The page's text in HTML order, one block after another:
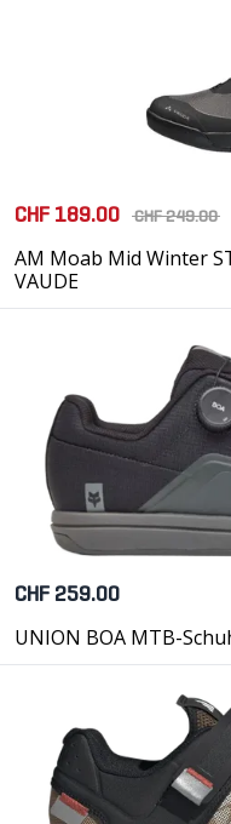
CHF 189.00 CHF 249.00
AM Moab Mid Winter
VAUDE
CHF 259.00
UNION BOA MTB-